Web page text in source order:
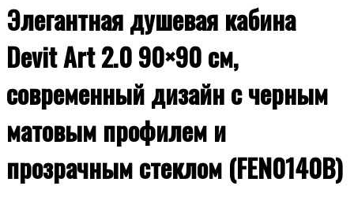
Элегантная душевая кабина
Devit Art 2.0 90×90 см,
современный дизайн с черным
матовым профилем и
прозрачным стеклом (FEN0140B)